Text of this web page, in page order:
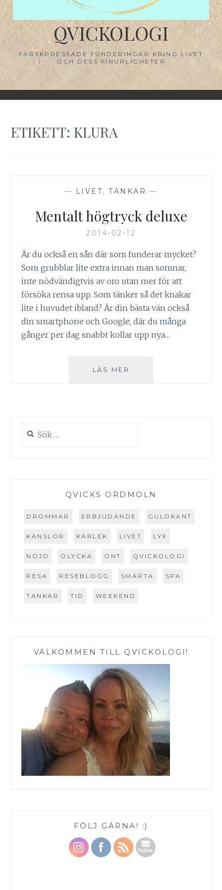
QVICKOLOGI
FÄRSKPRESSADE FUNDERINGAR KRING LIVET
OCH DESS FINURLIGHETER
ETIKETT:KLURA
— LIVET,TANKAR —
Mentalt högtryck deluxe
2014-02-12
Är du också en sån där som funderar mycket?
Som grubblar lite extra innan man somnar,
inte nödvändigtvis av oro utan mer för att
försöka rensa upp. Som tänker så det knakar
lite i huvudet ibland? Är din bästa vän också
din smartphone och Google, där du många
gånger per dag snabbt kollar upp nya…
LÄS MER
efter:
QVICKS ORDMOLN
DRÖMMAR ERBJUDANDE GULDKANT
KÄNSLOR KÄRLEK LIVET LYX
NÖJD OLYCKA ONT QVICKOLOGI
RESA RESEBLOGG SMÄRTA SPA
TANKAR TID WEEKEND
VÄLKOMMEN TILL QVICKOLOGI!
FÖLJ GÄRNA! :)